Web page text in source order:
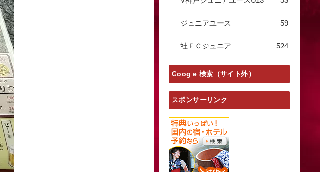
ジュニアユース 59
社ＦＣジュニア 524
Google 検索（サイト外）
スポンサーリンク